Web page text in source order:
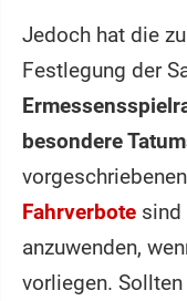
Jedoch hat die
Festlegung der
besondere
Fahrverbote sind
anzuwenden,
vorliegen.